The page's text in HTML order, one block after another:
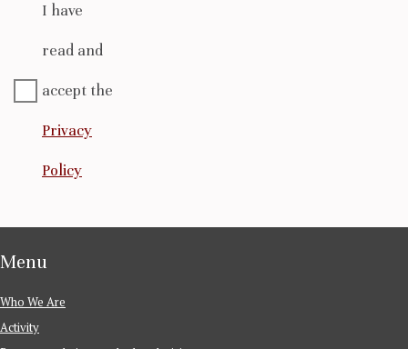
I have
read and
accept the
Privacy
Policy
Menu
Who We Are
Activity